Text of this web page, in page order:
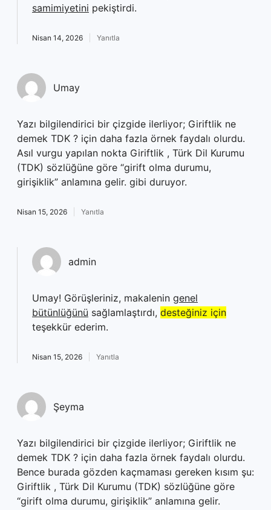
samimiyetini pekiştirdi.
Nisan 14, 2026 Yanıtla
Umay
Yazı bilgilendirici bir çizgide ilerliyor; Giriftlik ne
demek TDK ? için daha fazla örnek faydalı olurdu.
Asıl vurgu yapılan nokta Giriftlik , Türk Dil Kurumu
(TDK) sözlüğüne göre “girift olma durumu,
girişiklik” anlamına gelir. gibi duruyor.
Nisan 15, 2026 Yanıtla
admin
Umay! Görüşleriniz, makalenin genel
bütünlüğünü sağlamlaştırdı, desteğiniz için
teşekkür ederim.
Nisan 15, 2026 Yanıtla
Şeyma
Yazı bilgilendirici bir çizgide ilerliyor; Giriftlik ne
demek TDK ? için daha fazla örnek faydalı olurdu.
Bence burada gözden kaçmaması gereken kısım şu:
Giriftlik , Türk Dil Kurumu (TDK) sözlüğüne göre
“girift olma durumu, girişiklik” anlamına gelir.